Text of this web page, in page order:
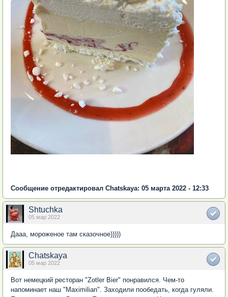
Сообщение отредактировал Chatskaya: 05 марта 2022 - 12:33
Shtuchka
05 мар 2022
Дааа, мороженое там сказочное)))))
Chatskaya
05 мар 2022
Вот немецкий ресторан "Zotler Bier" понравился. Чем-то
напоминает наш "Maximilian". Заходили пообедать, когда гуляли.